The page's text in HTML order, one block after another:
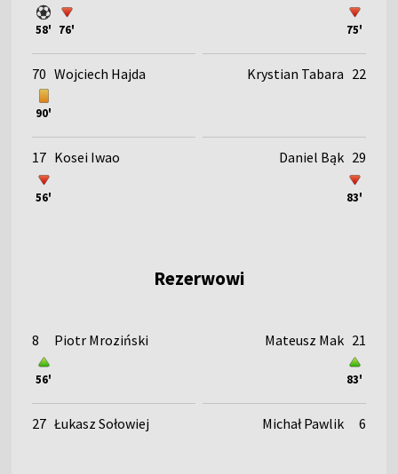
58' 76'
70 Wojciech Hajda
90'
17 Kosei Iwao
56'
75'
Krystian Tabara 22
83'
Daniel Bąk 29
Rezerwowi
8 Piotr Mroziński
56'
27 Łukasz Sołowiej
83'
Mateusz Mak 21
Michał Pawlik 6